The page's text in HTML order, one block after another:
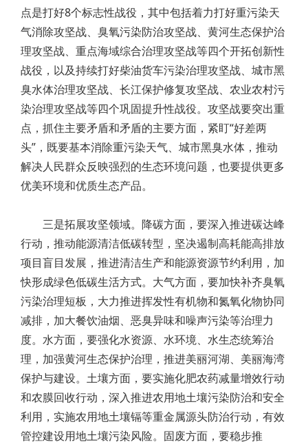
点是打好8个标志性战役，其中包括着力打好重污染天
气消除攻坚战、臭氧污染防治攻坚战、黄河生态保护治
理攻坚战、重点海域综合治理攻坚战等四个开拓创新性
战役，以及持续打好柴油货车污染治理攻坚战、城市黑
臭水体治理攻坚战、长江保护修复攻坚战、农业农村污
染治理攻坚战等四个巩固提升性战役。攻坚战要突出重
点，抓住主要矛盾和矛盾的主要方面，紧盯“好差两
头”，既要基本消除重污染天气、城市黑臭水体，推动
解决人民群众反映强烈的生态环境问题，也要提供更多
优美环境和优质生态产品。
三是拓展攻坚领域。降碳方面，要深入推进碳达峰
行动，推动能源清洁低碳转型，坚决遏制高耗能高排放
项目盲目发展，推进清洁生产和能源资源节约利用，加
快形成绿色低碳生活方式。大气方面，要加快补齐臭氧
污染治理短板，大力推进挥发性有机物和氮氧化物协同
减排，加大餐饮油烟、恶臭异味和噪声污染等治理力
度。水方面，要强化水资源、水环境、水生态统筹治
理，加强黄河生态保护治理，推进美丽河湖、美丽海湾
保护与建设。土壤方面，要实施化肥农药减量增效行动
和农膜回收行动，深入推进农用地土壤污染防治和安全
利用，实施农用地土壤镉等重金属源头防治行动，有效
管控建设用地土壤污染风险。固废方面，要稳步推